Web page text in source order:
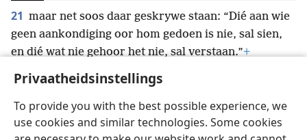
Privaatheidsinstellings
To provide you with the best possible experience, we
use cookies and similar technologies. Some cookies
21 maar net soos daar geskrywe staan: “Dié aan wie
geen aankondiging oor hom gedoen is nie, sal sien,
en dié wat nie gehoor het nie, sal verstaan.”+
Afrikaans Voorkeure